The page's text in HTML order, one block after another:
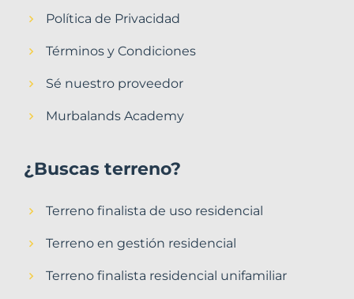
Política de Privacidad
Términos y Condiciones
Sé nuestro proveedor
Murbalands Academy
¿Buscas terreno?
Terreno finalista de uso residencial
Terreno en gestión residencial
Terreno finalista residencial unifamiliar